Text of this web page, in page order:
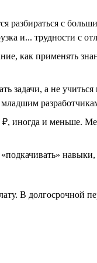
разбираться с
и... трудности с
как применять
задачи, а не
иногда и меньше.
навыки,
В долгосрочной